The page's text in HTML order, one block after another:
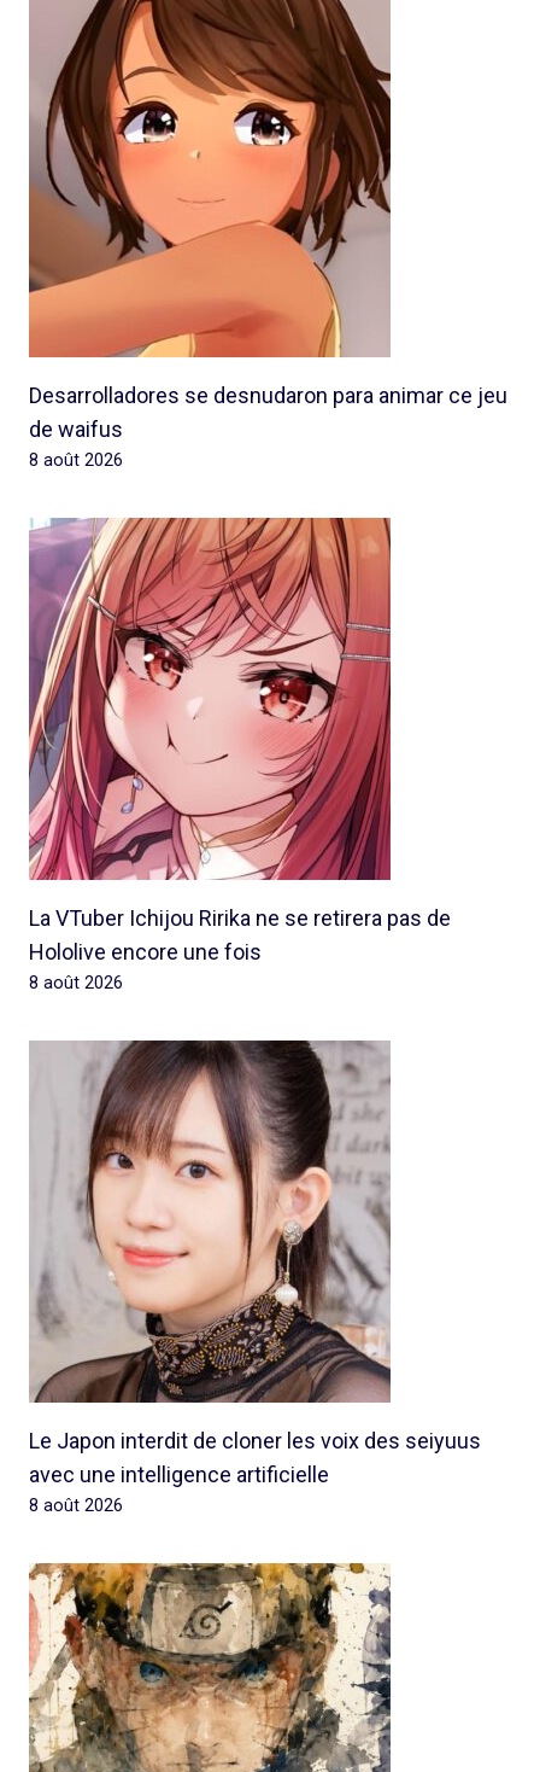
Desarrolladores se desnudaron para animar ce jeu
de waifus
8 août 2026
La VTuber Ichijou Ririka ne se retirera pas de
Hololive encore une fois
8 août 2026
Le Japon interdit de cloner les voix des seiyuus
avec une intelligence artificielle
8 août 2026